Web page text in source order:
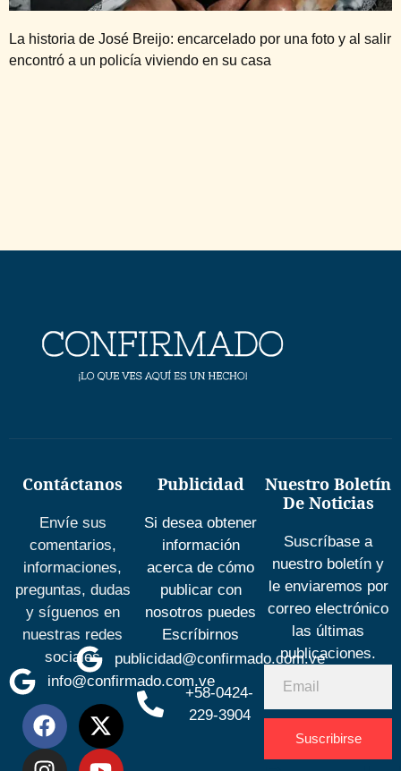
La historia de José Breijo: encarcelado por una foto y al salir
encontró a un policía viviendo en su casa
Contáctanos
Envíe sus
comentarios,
informaciones,
preguntas, dudas
y síguenos en
nuestras redes
sociales
info@confirmado.com.ve
Publicidad
Si desea obtener
información
acerca de cómo
publicar con
nosotros puedes
Escríbirnos
publicidad@confirmado.com.ve
+58-0424-
229-3904
Nuestro Boletín
De Noticias
Suscríbase a
nuestro boletín y
le enviaremos por
correo electrónico
las últimas
publicaciones.
Suscribirse